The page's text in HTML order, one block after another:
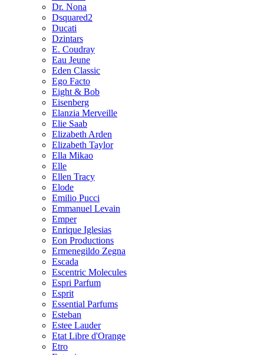
Dr. Nona
Dsquared2
Ducati
Dzintars
E. Coudray
Eau Jeune
Eden Classic
Ego Facto
Eight & Bob
Eisenberg
Elanzia Merveille
Elie Saab
Elizabeth Arden
Elizabeth Taylor
Ella Mikao
Elle
Ellen Tracy
Elode
Emilio Pucci
Emmanuel Levain
Emper
Enrique Iglesias
Eon Productions
Ermenegildo Zegna
Escada
Escentric Molecules
Espri Parfum
Esprit
Essential Parfums
Esteban
Estee Lauder
Etat Libre d'Orange
Etro